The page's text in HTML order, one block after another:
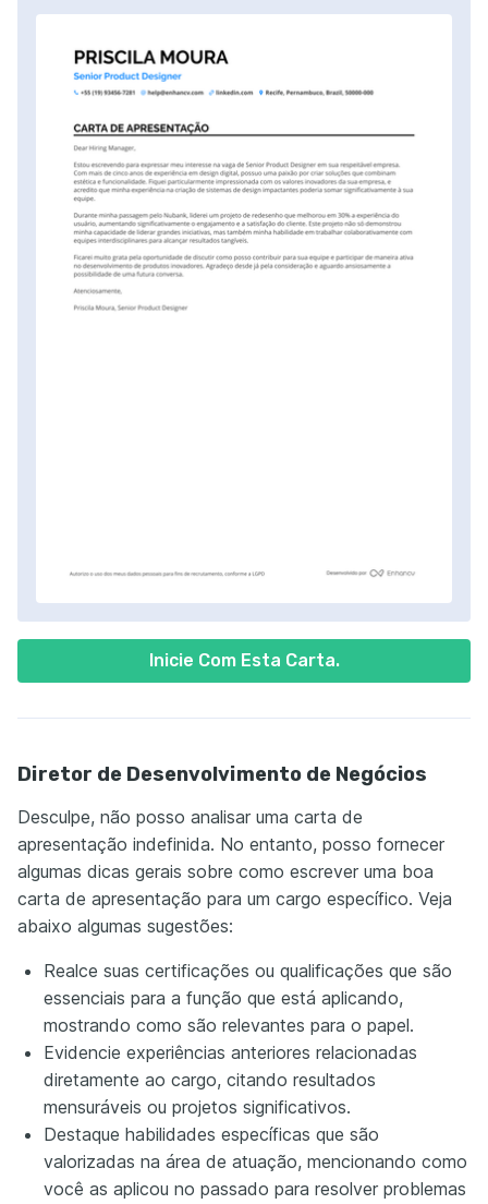
Inicie Com Esta Carta.
Diretor de Desenvolvimento de Negócios
Desculpe, não posso analisar uma carta de
apresentação indefinida. No entanto, posso fornecer
algumas dicas gerais sobre como escrever uma boa
carta de apresentação para um cargo específico. Veja
abaixo algumas sugestões:
Realce suas certificações ou qualificações que são
essenciais para a função que está aplicando,
mostrando como são relevantes para o papel.
Evidencie experiências anteriores relacionadas
diretamente ao cargo, citando resultados
mensuráveis ou projetos significativos.
Destaque habilidades específicas que são
valorizadas na área de atuação, mencionando como
você as aplicou no passado para resolver problemas